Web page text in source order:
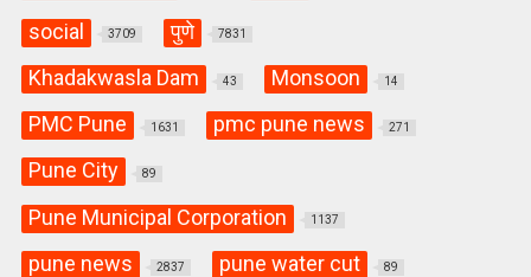
social 3709 पुणे 7831
Khadakwasla Dam 43 Monsoon 14
PMC Pune 1631 pmc pune news 271
Pune City 89
Pune Municipal Corporation 1137
pune news 2837 pune water cut 89